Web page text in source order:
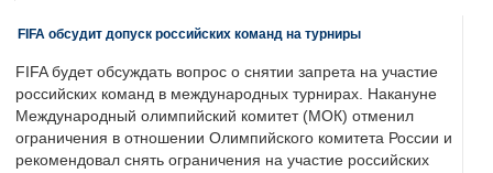
FIFA обсудит допуск российских команд на турниры
FIFA будет обсуждать вопрос о снятии запрета на участие
российских команд в международных турнирах. Накануне
Международный олимпийский комитет (МОК) отменил
ограничения в отношении Олимпийского комитета России и
рекомендовал снять ограничения на участие российских